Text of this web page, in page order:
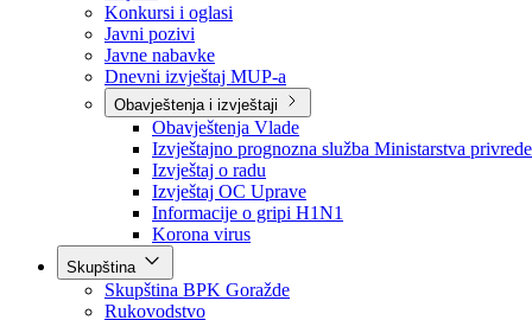
Sve vijesti
Izdvojeno
Najave
Konkursi i oglasi
Javni pozivi
Javne nabavke
Dnevni izvještaj MUP-a
Obavještenja i izvještaji
Obavještenja Vlade
Izvještajno prognozna služba Ministarstva privrede
Izvještaj o radu
Izvještaj OC Uprave
Informacije o gripi H1N1
Korona virus